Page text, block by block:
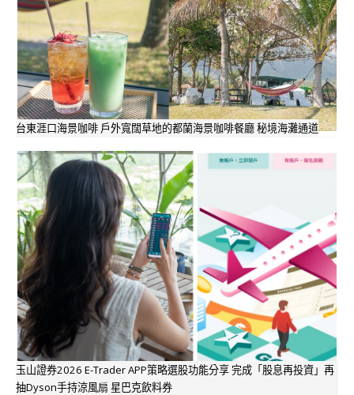
台東涯口海景咖啡 戶外寬闊草地的都蘭海景咖啡餐廳 秘境海灘通道
玉山證券2026 E-Trader APP策略選股功能分享 完成「股息再投資」再
抽Dyson手持涼風扇 星巴克飲料券